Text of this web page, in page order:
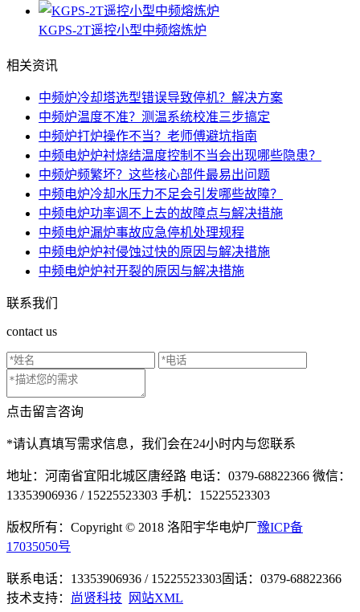
KGPS-2T遥控小型中频熔炼炉
相关资讯
中频炉冷却塔选型错误导致停机？解决方案
中频炉温度不准？测温系统校准三步搞定
中频炉打炉操作不当？老师傅避坑指南
中频电炉炉衬烧结温度控制不当会出现哪些隐患？
中频炉频繁坏？这些核心部件最易出问题
中频电炉冷却水压力不足会引发哪些故障？
中频电炉功率调不上去的故障点与解决措施
中频电炉漏炉事故应急停机处理规程
中频电炉炉衬侵蚀过快的原因与解决措施
中频电炉炉衬开裂的原因与解决措施
联系我们
contact us
点击留言咨询
*请认真填写需求信息，我们会在24小时内与您联系
地址：河南省宜阳北城区唐经路 电话：0379-68822366 微信：
13353906936 / 15225523303 手机：15225523303
版权所有：Copyright © 2018 洛阳宇华电炉厂豫ICP备
17035050号
联系电话：13353906936 / 15225523303固话：0379-68822366
技术支持：
尚贤科技 网站XML